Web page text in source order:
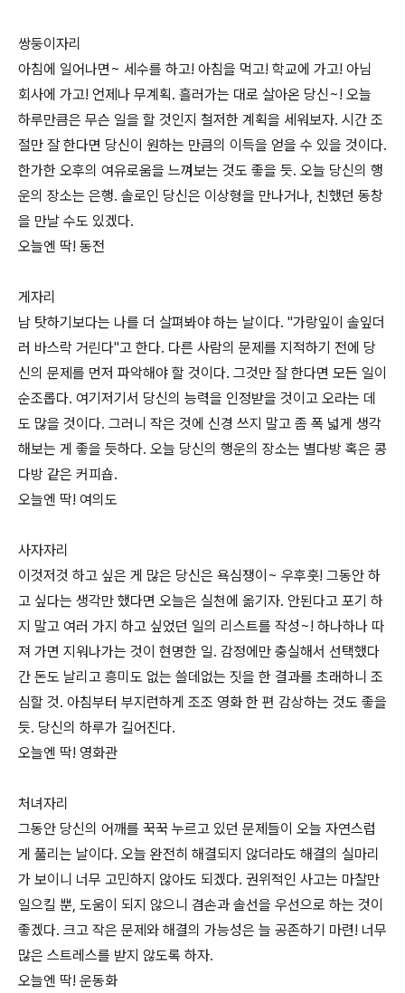
쌍둥이자리
아침에 일어나면~ 세수를 하고! 아침을 먹고! 학교에 가고! 아님
회사에 가고! 언제나 무계획. 흘러가는 대로 살아온 당신~! 오늘
하루만큼은 무슨 일을 할 것인지 철저한 계획을 세워보자. 시간 조
절만 잘 한다면 당신이 원하는 만큼의 이득을 얻을 수 있을 것이다.
한가한 오후의 여유로움을 느껴보는 것도 좋을 듯. 오늘 당신의 행
운의 장소는 은행. 솔로인 당신은 이상형을 만나거나, 친했던 동창
을 만날 수도 있겠다.
오늘엔 딱! 동전
게자리
남 탓하기보다는 나를 더 살펴봐야 하는 날이다. "가랑잎이 솔잎더
러 바스락 거린다"고 한다. 다른 사람의 문제를 지적하기 전에 당
신의 문제를 먼저 파악해야 할 것이다. 그것만 잘 한다면 모든 일이
순조롭다. 여기저기서 당신의 능력을 인정받을 것이고 오라는 데
도 많을 것이다. 그러니 작은 것에 신경 쓰지 말고 좀 폭 넓게 생각
해보는 게 좋을 듯하다. 오늘 당신의 행운의 장소는 별다방 혹은 콩
다방 같은 커피숍.
오늘엔 딱! 여의도
사자자리
이것저것 하고 싶은 게 많은 당신은 욕심쟁이~ 우후훗! 그동안 하
고 싶다는 생각만 했다면 오늘은 실천에 옮기자. 안된다고 포기 하
지 말고 여러 가지 하고 싶었던 일의 리스트를 작성~! 하나하나 따
져 가면 지워나가는 것이 현명한 일. 감정에만 충실해서 선택했다
간 돈도 날리고 흥미도 없는 쓸데없는 짓을 한 결과를 초래하니 조
심할 것. 아침부터 부지런하게 조조 영화 한 편 감상하는 것도 좋을
듯. 당신의 하루가 길어진다.
오늘엔 딱! 영화관
처녀자리
그동안 당신의 어깨를 꾹꾹 누르고 있던 문제들이 오늘 자연스럽
게 풀리는 날이다. 오늘 완전히 해결되지 않더라도 해결의 실마리
가 보이니 너무 고민하지 않아도 되겠다. 권위적인 사고는 마찰만
일으킬 뿐, 도움이 되지 않으니 겸손과 솔선을 우선으로 하는 것이
좋겠다. 크고 작은 문제와 해결의 가능성은 늘 공존하기 마련! 너무
많은 스트레스를 받지 않도록 하자.
오늘엔 딱! 운동화